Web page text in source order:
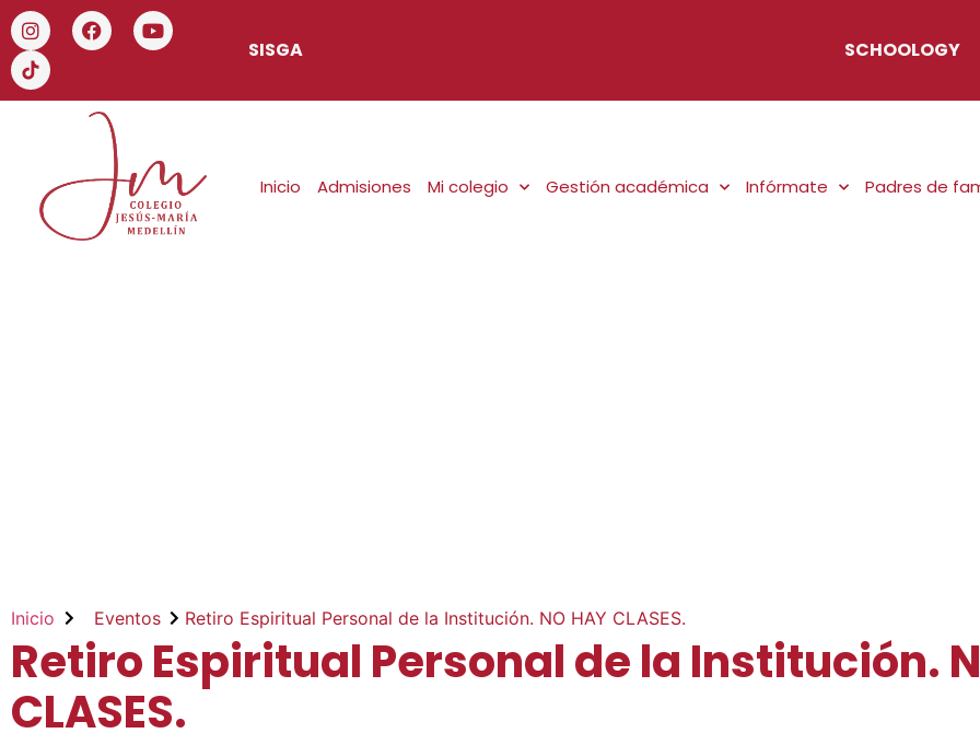
SISGA SCHOOLOGY
Inicio Admisiones Mi colegio Gestión académica Infórmate Padres de
Inicio Eventos Retiro Espiritual Personal de la Institución. NO HAY CLASES.
Retiro Espiritual Personal de la Institución.
CLASES.